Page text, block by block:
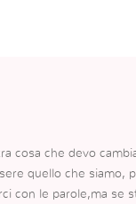
cosa che devo
quello che siamo,
con le parole,ma se